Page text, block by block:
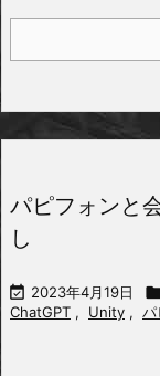
パピフォンと
し
 2023年4月19日
ChatGPT , Unity , パ